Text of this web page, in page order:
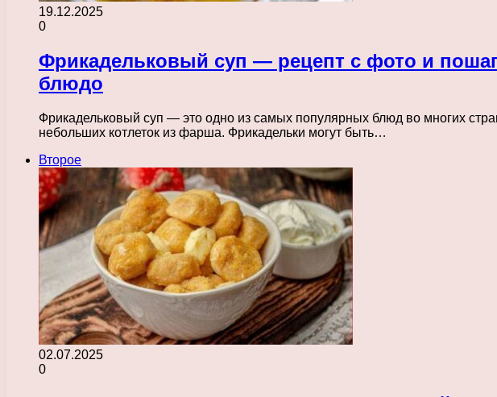
19.12.2025
0
Фрикадельковый суп — рецепт с фото и
блюдо
Фрикадельковый суп — это одно из самых популярных блюд во многих
небольших котлеток из фарша. Фрикадельки могут быть…
Второе
02.07.2025
0